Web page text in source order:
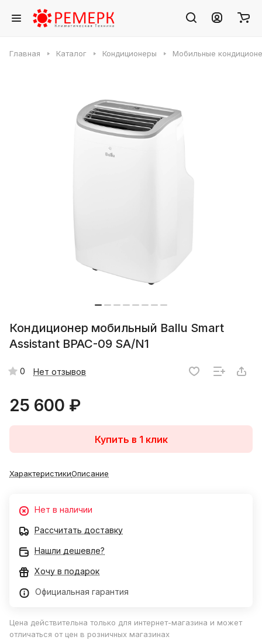
Главная Каталог Кондиционеры Мобильные
Кондиционер мобильный Ballu Smart
Assistant BPAC-09 SA/N1
0 Нет отзывов
25 600 ₽
Купить в 1 клик
ХарактеристикиОписание
Нет в наличии
Рассчитать доставку
Нашли дешевле?
Хочу в подарок
Официальная гарантия
Цена действительна только для интернет-магазина и может
отличаться от цен в розничных магазинах